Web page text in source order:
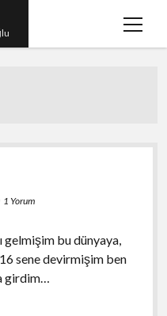
menüyü
1 Yorum
gelmişim bu dünyaya,
sene devirmişim ben
girdim…